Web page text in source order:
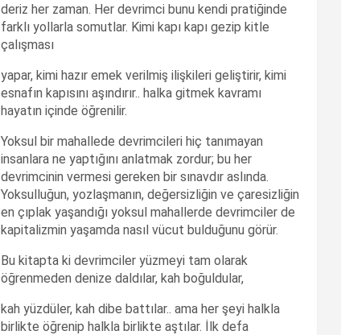
deriz her zaman. Her devrimci bunu kendi pratiğinde
farklı yollarla somutlar. Kimi kapı kapı gezip kitle
çalışması
yapar, kimi hazır emek verilmiş ilişkileri geliştirir, kimi
esnafın kapısını aşındırır.. halka gitmek kavramı
hayatın içinde öğrenilir.
Yoksul bir mahallede devrimcileri hiç tanımayan
insanlara ne yaptığını anlatmak zordur; bu her
devrimcinin vermesi gereken bir sınavdır aslında.
Yoksulluğun, yozlaşmanın, değersizliğin ve çaresizliğin
en çıplak yaşandığı yoksul mahallerde devrimciler de
kapitalizmin yaşamda nasıl vücut bulduğunu görür.
Bu kitapta ki devrimciler yüzmeyi tam olarak
öğrenmeden denize daldılar, kah boğuldular,
kah yüzdüler, kah dibe battılar.. ama her şeyi halkla
birlikte öğrenip halkla birlikte aştılar. İlk defa